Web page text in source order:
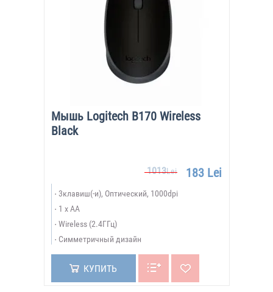
Мышь Logitech B170 Wireless
Black
1013Lei 183 Lei
3клавиш(-и), Оптический, 1000dpi
1 x AA
Wireless (2.4ГГц)
Симметричный дизайн
КУПИТЬ